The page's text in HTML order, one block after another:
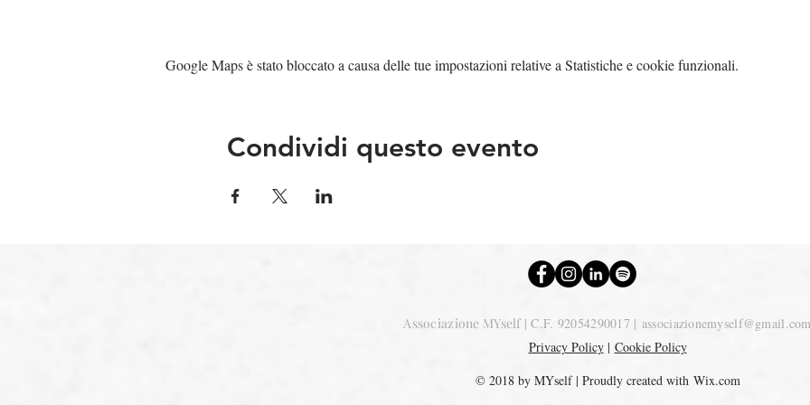
Google Maps è stato bloccato a causa delle tue impostazioni relative a Statistiche e cookie funzionali.
Condividi questo evento
Associazione MYself | C.F. 92054290017 |
Privacy Policy| Cookie Policy
© 2018 by MYself | Proudly created with Wix.com